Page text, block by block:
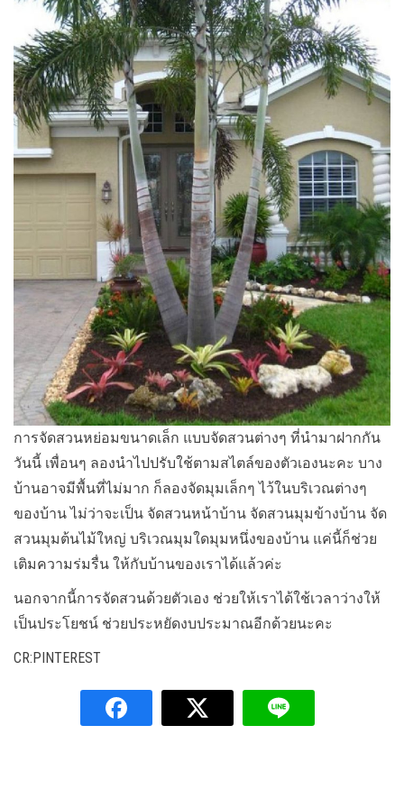
การจัดสวนหย่อมขนาดเล็ก แบบจัดสวนต่างๆ ที่นำมาฝากกัน
วันนี้ เพื่อนๆ ลองนำไปปรับใช้ตามสไตล์ของตัวเองนะคะ บาง
บ้านอาจมีพื้นที่ไม่มาก ก็ลองจัดมุมเล็กๆ ไว้ในบริเวณต่างๆ
ของบ้าน ไม่ว่าจะเป็น จัดสวนหน้าบ้าน จัดสวนมุมข้างบ้าน จัด
สวนมุมต้นไม้ใหญ่ บริเวณมุมใดมุมหนึ่งของบ้าน แค่นี้ก็ช่วย
เติมความร่มรื่น ให้กับบ้านของเราได้แล้วค่ะ
นอกจากนี้การจัดสวนด้วยตัวเอง ช่วยให้เราได้ใช้เวลาว่างให้
เป็นประโยชน์ ช่วยประหยัดงบประมาณอีกด้วยนะคะ
CR:PINTEREST